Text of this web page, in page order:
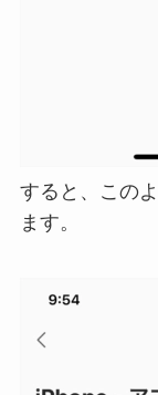
すると、この
ます。